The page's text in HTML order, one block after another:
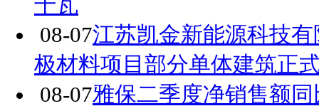
08-07江苏凯金新能源科技
极材料项目部分单体建筑正
08-07雅保二季度净销售额同